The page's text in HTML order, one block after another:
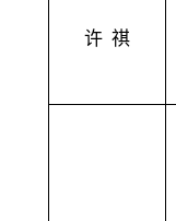
许祺